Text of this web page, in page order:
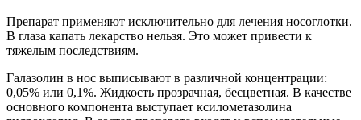
Препарат применяют исключительно для лечения носоглотки.
В глаза капать лекарство нельзя. Это может привести к
тяжелым последствиям.
Галазолин в нос выписывают в различной концентрации:
0,05% или 0,1%. Жидкость прозрачная, бесцветная. В качестве
основного компонента выступает ксилометазолина